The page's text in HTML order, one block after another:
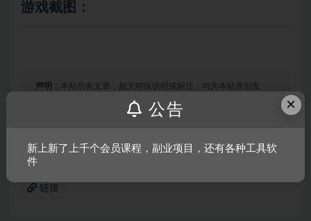
游戏截图：
声明： 本站所有文章，如无特殊说明或标注，均为本站原创发
布。任何个人或组织，在未征得本站同意时，禁止复制、盗用、
采集、发布本站内容到任何网站、书籍等各类媒体平台。如若本
链接
×
公告
新上新了上千个会员课程，副业项目，还有各种工具软
件